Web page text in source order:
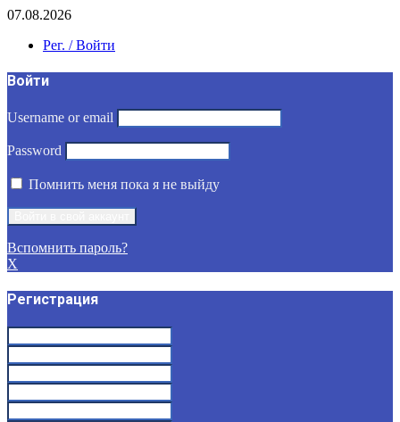
07.08.2026
Рег. / Войти
Войти
Username or email
Password
Помнить меня пока я не выйду
Вспомнить пароль?
X
Регистрация